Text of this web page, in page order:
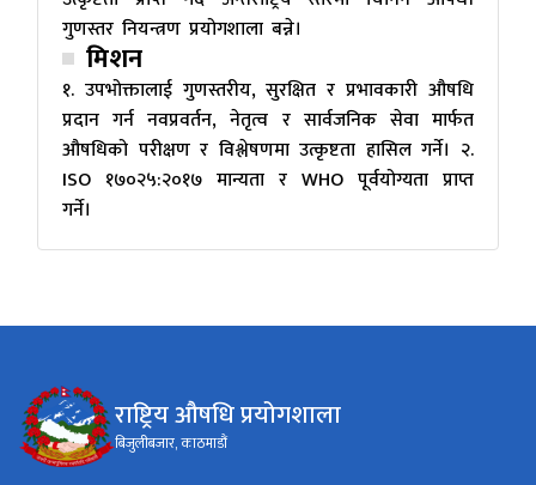
गुणस्तर नियन्त्रण प्रयोगशाला बन्ने।
मिशन
१. उपभोक्तालाई गुणस्तरीय, सुरक्षित र प्रभावकारी औषधि
प्रदान गर्न नवप्रवर्तन, नेतृत्व र सार्वजनिक सेवा मार्फत
औषधिको परीक्षण र विश्लेषणमा उत्कृष्टता हासिल गर्ने। २.
ISO १७०२५:२०१७ मान्यता र WHO पूर्वयोग्यता प्राप्त
गर्ने।
राष्ट्रिय औषधि प्रयोगशाला
बिजुलीबजार, काठमाडौं